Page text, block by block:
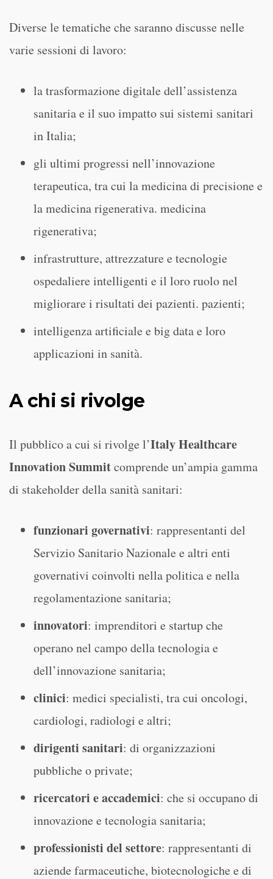
Diverse le tematiche che saranno discusse nelle
varie sessioni di lavoro:
la trasformazione digitale dell’assistenza
sanitaria e il suo impatto sui sistemi sanitari
in Italia;
gli ultimi progressi nell’innovazione
terapeutica, tra cui la medicina di precisione e
la medicina rigenerativa. medicina
rigenerativa;
infrastrutture, attrezzature e tecnologie
ospedaliere intelligenti e il loro ruolo nel
migliorare i risultati dei pazienti. pazienti;
intelligenza artificiale e big data e loro
applicazioni in sanità.
A chi si rivolge
Il pubblico a cui si rivolge l’Italy Healthcare
Innovation Summitcomprende un’ampia gamma
di stakeholder della sanità sanitari:
funzionari governativi: rappresentanti del
Servizio Sanitario Nazionale e altri enti
governativi coinvolti nella politica e nella
regolamentazione sanitaria;
innovatori: imprenditori e startup che
operano nel campo della tecnologia e
dell’innovazione sanitaria;
clinici: medici specialisti, tra cui oncologi,
cardiologi, radiologi e altri;
dirigenti sanitari: di organizzazioni
pubbliche o private;
ricercatori e accademici: che si occupano di
innovazione e tecnologia sanitaria;
professionisti del settore: rappresentanti di
aziende farmaceutiche, biotecnologiche e di